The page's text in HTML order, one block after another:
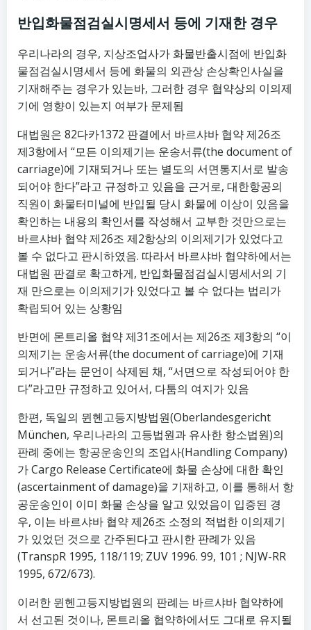
반입화물점검실시명세서 등에 기재한 경우
우리나라의 경우, 지상조업사가 화물반출시점에 반입화
물점검실시명세서 등에 화물의 외관상 손상확인사실을
기재해주는 경우가 있는바, 그러한 경우 협약상의 이의제
기에 영향이 있는지 여부가 문제됨
대법원은 82다카1372 판결에서 바르샤바 협약 제26조
제3항에서 “모든 이의제기는 운송서류(the document of
carriage)에 기재되거나 또는 별도의 서면통지서로 발송
되어야 한다”라고 규정하고 있음을 근거로, 대한항공의
직원이 화물터미널에 반입될 당시 화물에 이상이 있음을
확인하는 내용의 확인서를 작성해서 교부한 것만으로는
바르샤바 협약 제26조 제2항상의 이의제기가 있었다고
볼 수 없다고 판시하였음. 따라서 바르샤바 협약하에서는
대법원 판결로 확고하게, 반입화물점검실시명세서의 기
재 만으로는 이의제기가 있었다고 볼 수 없다는 법리가
확립되어 있는 상황임
반면에 몬트리올 협약 제31조에서는 제26조 제3항의 “이
의제기는 운송서류(the document of carriage)에 기재
되거나”라는 문언이 삭제된 채, “서면으로 작성되어야 한
다”라고만 규정하고 있어서, 다툼의 여지가 있음
한편, 독일의 뮌헨고등지방법원(Oberlandesgericht
München, 우리나라의 고등법원과 유사한 항소법원)의
판례 중에는 항공운송인의 조업사(Handling Company)
가 Cargo Release Certificate에 화물 손상에 대한 확인
(ascertainment of damage)을 기재하고, 이를 통해서 항
공운송인이 이미 화물 손상을 알고 있었음이 입증된 경
우, 이는 바르샤바 협약 제26조 소정의 적법한 이의제기
가 있었던 것으로 간주된다고 판시한 판례가 있음
(TranspR 1995, 118/119; ZUV 1996. 99, 101 ; NJW-RR
1995, 672/673).
이러한 뮌헨고등지방법원의 판례는 바르샤바 협약하에
서 선고된 것이나, 몬트리올 협약하에서도 그대로 유지될